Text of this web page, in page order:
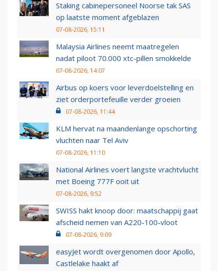
Staking cabinepersoneel Noorse tak SAS
op laatste moment afgeblazen
07-08-2026, 15:11
Malaysia Airlines neemt maatregelen
nadat piloot 70.000 xtc-pillen smokkelde
07-08-2026, 14:07
Airbus op koers voor leverdoelstelling en
ziet orderportefeuille verder groeien
07-08-2026, 11:44
KLM hervat na maandenlange opschorting
vluchten naar Tel Aviv
07-08-2026, 11:10
National Airlines voert langste vrachtvlucht
met Boeing 777F ooit uit
07-08-2026, 9:52
SWISS hakt knoop door: maatschappij gaat
afscheid nemen van A220-100-vloot
07-08-2026, 9:09
easyJet wordt overgenomen door Apollo,
Castlelake haakt af